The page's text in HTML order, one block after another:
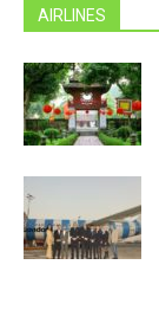
AIRLINES